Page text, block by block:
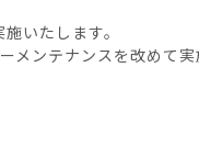
いたします。
ンテナンスを改めて実